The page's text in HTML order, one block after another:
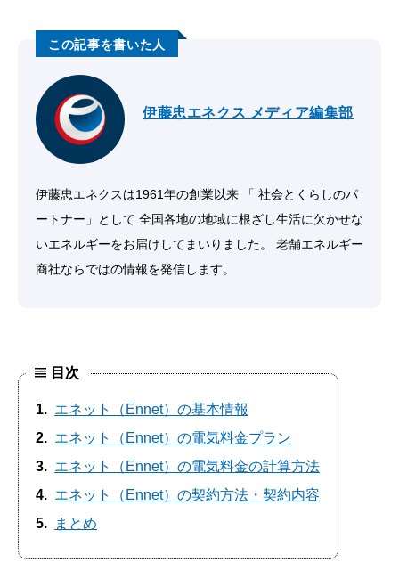
伊藤忠エネクス メディア編集部
伊藤忠エネクスは1961年の創業以来 「 社会とくらしのパ
ートナー」として 全国各地の地域に根ざし生活に欠かせな
いエネルギーをお届けしてまいりました。 老舗エネルギー
商社ならではの情報を発信します。
目次
1
エネット（Ennet）の基本情報
2
エネット（Ennet）の電気料金プラン
3
エネット（Ennet）の電気料金の計算方法
4
エネット（Ennet）の契約方法・契約内容
5
まとめ